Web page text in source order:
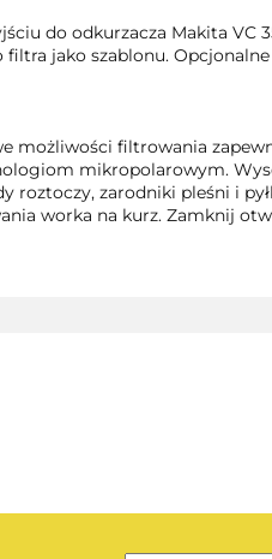
do odkurzacza Makita VC
jako szablonu.
filtrowania
mikropolarowym.
zarodniki pleśni i
worka na kurz. Zamknij